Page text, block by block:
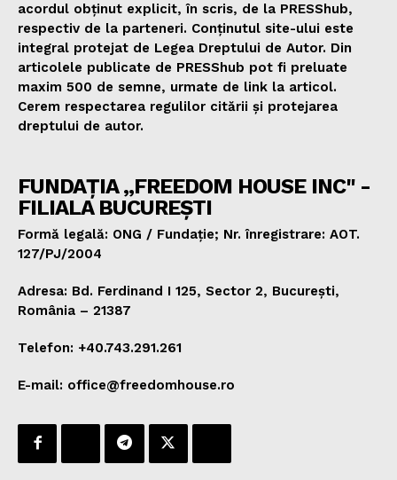
acordul obținut explicit, în scris, de la PRESShub,
respectiv de la parteneri. Conținutul site-ului este
integral protejat de Legea Dreptului de Autor. Din
articolele publicate de PRESShub pot fi preluate
maxim 500 de semne, urmate de link la articol.
Cerem respectarea regulilor citării și protejarea
dreptului de autor.
FUNDAȚIA „FREEDOM HOUSE INC" -
FILIALA BUCUREȘTI
Formă legală: ONG / Fundație; Nr. înregistrare: AOT.
127/PJ/2004
Adresa: Bd. Ferdinand I 125, Sector 2, București,
România – 21387
Telefon: +40.743.291.261
E-mail: office@freedomhouse.ro